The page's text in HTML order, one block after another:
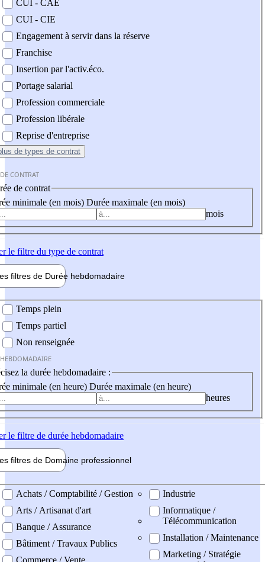
CUI - CAE
CUI - CIE
Engagement à servir dans la réserve
Franchise
Insertion par l'activ.éco.
Portage salarial
Profession commerciale
Profession libérale
Reprise d'entreprise
de types de contrat
CONTRAT
de contrat
minimale (en mois) Durée maximale (en mois)
mois
le filtre du type de contrat
filtres de Durée hebdomadaire
Temps plein
Temps partiel
Non renseignée
la durée hebdomadaire :
minimale (en heure) Durée maximale (en heure)
heures
le filtre de durée hebdomadaire
filtres de Domaine professionnel
professionel
Achats / Comptabilité / Gestion
Arts / Artisanat d'art
Banque / Assurance
Bâtiment / Travaux Publics
Commerce / Vente
Industrie
Informatique /
Télécommunication
Installation / Maintenance
Marketing / Stratégie